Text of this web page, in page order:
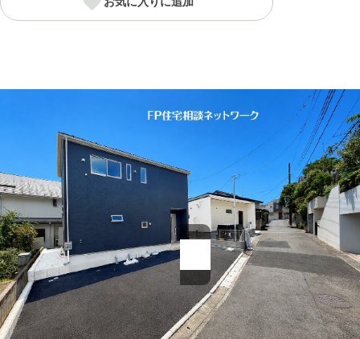
未公開物件の探し方
来店予約
お問い合わせ